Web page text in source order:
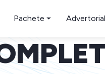
Pachete